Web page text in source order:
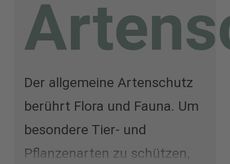
Der allgemeine Artenschutz
berührt Flora und Fauna. Um
besondere Tier- und
Pflanzenarten zu schützen,